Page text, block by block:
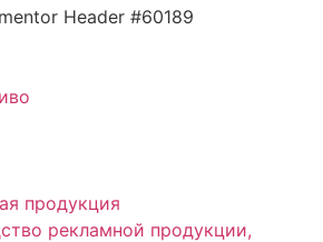
продукция
рекламной продукции,